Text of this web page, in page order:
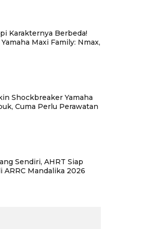
Karakternya Berbeda!
Maxi Family: Nmax,
Shockbreaker Yamaha
Cuma Perlu Perawatan
Sendiri, AHRT Siap
ARRC Mandalika 2026